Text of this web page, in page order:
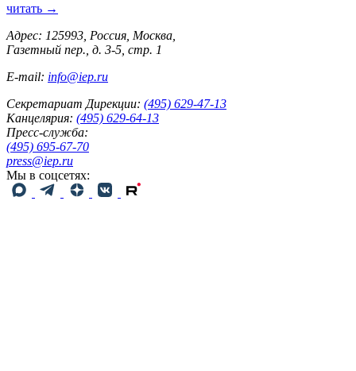
читать →
Адрес: 125993, Россия, Москва,
Газетный пер., д. 3-5, стр. 1
E-mail: info@iep.ru
Секретариат Дирекции: (495) 629-47-13
Канцелярия: (495) 629-64-13
Пресс-служба:
(495) 695-67-70
press@iep.ru
Мы в соцсетях: